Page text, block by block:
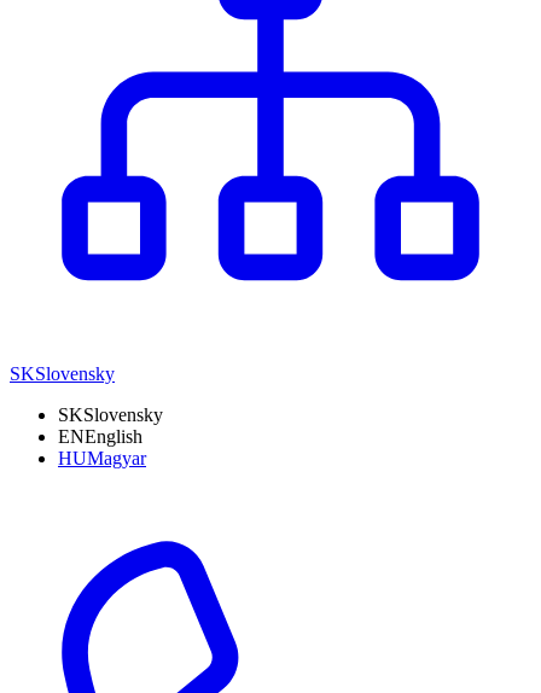
SKSlovensky
SKSlovensky
ENEnglish
HUMagyar